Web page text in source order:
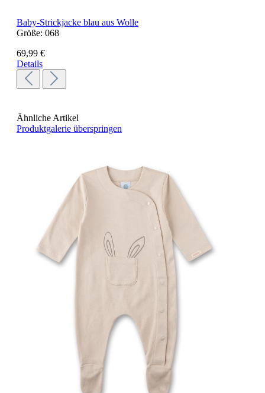
Baby-Strickjacke blau aus Wolle
Größe: 068
69,99 €
Details
Ähnliche Artikel
Produktgalerie überspringen